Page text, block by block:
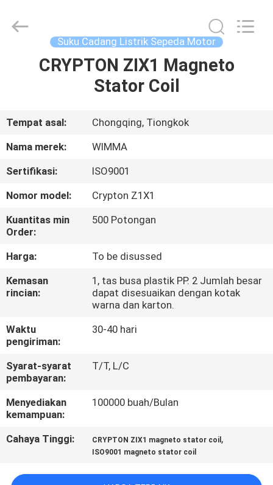
RUMAH
VIDEO
TENTANG
KAMI
TUR
PABRIK
KONTROL
KUALITAS
BERITA
MINTA
KUTIPAN
SITUS
Spare
Parts
Suku Cadang Listrik Sepeda Motor
CRYPTON ZIX1 Magneto
Stator Coil
Tempat asal:
Chongqing, Tiongkok
Nama merek:
WIMMA
Sertifikasi:
ISO9001
Nomor model:
Crypton Z1X1
Kuantitas min
Order:
500 Potongan
Harga:
To be disussed
Kemasan
rincian:
1, tas busa plastik PP. 2 Jumlah besar
dapat disesuaikan dengan kotak
warna dan karton.
Waktu
pengiriman:
30-40 hari
Syarat-syarat
pembayaran:
T/T, L/C
Menyediakan
kemampuan:
100000 buah/Bulan
Cahaya Tinggi: CRYPTON ZIX1 magneto stator coil ,
ISO9001 magneto stator coil